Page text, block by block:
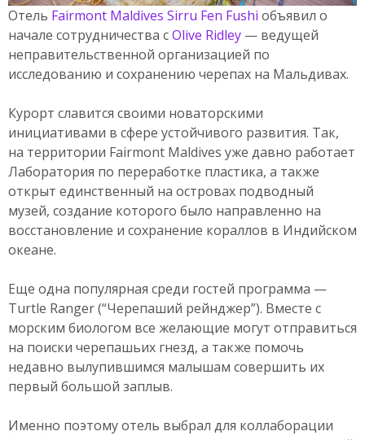
Отель Fairmont Maldives Sirru Fen Fushi объявил о
начале сотрудничества сOlive Ridley — ведущей
неправительственной организацией по
исследованию и сохранению черепах на Мальдивах.
Курорт славится своими новаторскими
инициативами в сфере устойчивого развития. Так,
на территории Fairmont Maldives уже давно работает
Лаборатория по переработке пластика, а также
открыт единственный на островах подводный
музей, создание которого было направленно на
восстановление и сохранение кораллов в Индийском
океане.
Еще одна популярная среди гостей программа —
Turtle Ranger (“Черепаший рейнджер”). Вместе с
морским биологом все желающие могут отправиться
на поиски черепашьих гнезд, а также помочь
недавно вылупившимся малышам совершить их
первый большой заплыв.
Именно поэтому отель выбрал для коллаборации